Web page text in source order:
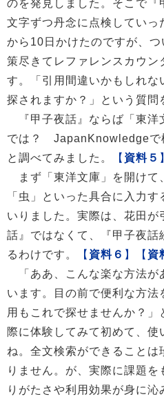
のを発見しました。そこで
文字ずつ丹念に点検していっ
から10日かけたのですが、
策尽きてレファレンスカウン
す。「引用間違いかもしれな
探されますか？」という質問
『甲子夜話』ならば「東洋
では？ JapanKnowledgeで
と調べてみました。
【 資料５
まず「東洋文庫」を開けて
「虫」といった具合に入力
いりました。実際は、花田が
話』ではなくて、『甲子夜話
るわけです。
【 資料６ 】 【 資
「ああ、こんな楽な方法が
います。目の前で便利な方法
用もこれで探せませんか？
際に体験してみて初めて、使
ね。全文検索ができることは
りません。が、実際に課題
りがたさや利用効果が身に沁